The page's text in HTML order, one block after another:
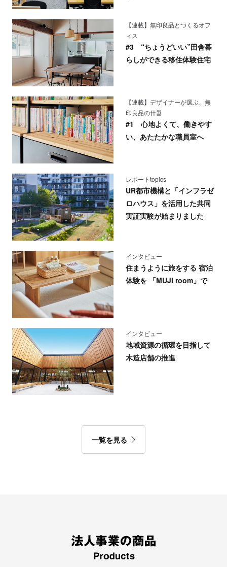
【連載】無印良品とつくるオフ
ィス
#3 “ちょうどいい”田舎暮
らしができる移住体験住宅
【連載】デザイナーが選ぶ、無
印良品の什器
#1 心地よくて、働きやす
い、あたたかな職員室へ
レポートtopics
UR都市機構と「インフラゼ
ロハウス」を活用した共同
実証実験が始まりました
インタビュー
住まうように旅をする 宿泊
体験を 「MUJI room」で
インタビュー
地域資源の循環を目指して
木造店舗の推進
一覧を見る